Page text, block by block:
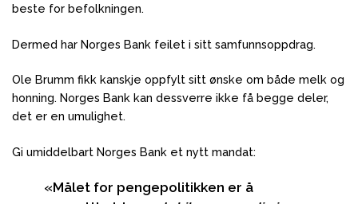
beste for befolkningen.
Dermed har Norges Bank feilet i sitt samfunnsoppdrag.
Ole Brumm fikk kanskje oppfylt sitt ønske om både melk og
honning. Norges Bank kan dessverre ikke få begge deler,
det er en umulighet.
Gi umiddelbart Norges Bank et nytt mandat:
«Målet for pengepolitikken er å